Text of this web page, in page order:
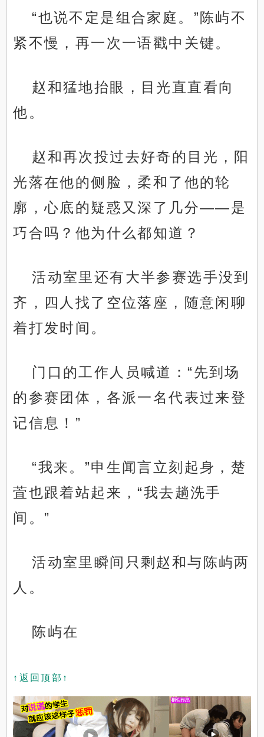
“也说不定是组合家庭。”陈屿不
紧不慢，再一次一语戳中关键。
赵和猛地抬眼，目光直直看向
他。
赵和再次投过去好奇的目光，阳
光落在他的侧脸，柔和了他的轮
廓，心底的疑惑又深了几分——是
巧合吗？他为什么都知道？
活动室里还有大半参赛选手没到
齐，四人找了空位落座，随意闲聊
着打发时间。
门口的工作人员喊道：“先到场
的参赛团体，各派一名代表过来登
记信息！”
“我来。”申生闻言立刻起身，楚
萓也跟着站起来，“我去趟洗手
间。”
活动室里瞬间只剩赵和与陈屿两
人。
陈屿在
↑返回顶部↑